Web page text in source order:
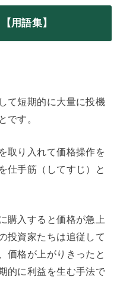
用語集】
て短期的に大量に投機
です。
取り入れて価格操作を
仕手筋（してすじ）と
購入すると価格が急上
投資家たちは追従して
価格が上がりきったと
的に利益を生む手法で